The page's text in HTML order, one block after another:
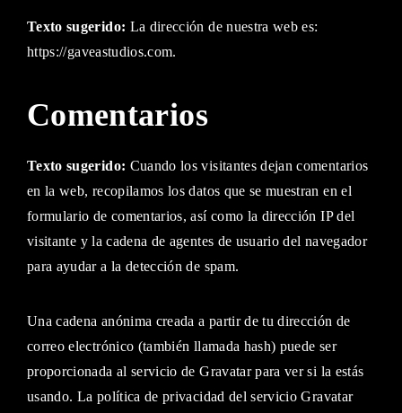
Texto sugerido: La dirección de nuestra web es:
https://gaveastudios.com.
Comentarios
Texto sugerido: Cuando los visitantes dejan comentarios
en la web, recopilamos los datos que se muestran en el
formulario de comentarios, así como la dirección IP del
visitante y la cadena de agentes de usuario del navegador
para ayudar a la detección de spam.
Una cadena anónima creada a partir de tu dirección de
correo electrónico (también llamada hash) puede ser
proporcionada al servicio de Gravatar para ver si la estás
usando. La política de privacidad del servicio Gravatar